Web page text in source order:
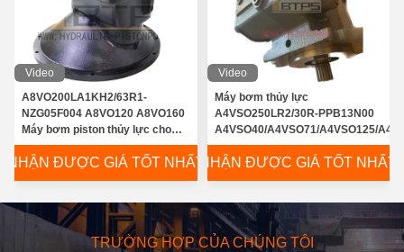
Video
A8VO200LA1KH2/63R1-
NZG05F004 A8VO120 A8VO160
Máy bơm piston thủy lực cho
máy đào
NHẬN ĐƯỢC GIÁ TỐT NHẤT
Video
Máy bơm thủy lực
A4VSO250LR2/30R-PPB13N00
A4VSO40/A4VSO71/A4VSO125/
NHẬN ĐƯỢC GIÁ TỐT NHẤT
TRƯỜNG HỢP CỦA CHÚNG TÔI